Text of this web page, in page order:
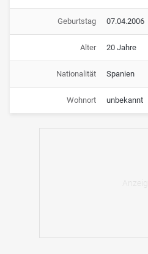
Geburtstag 07.04.2006
Alter 20 Jahre
Nationalität Spanien
Wohnort unbekannt